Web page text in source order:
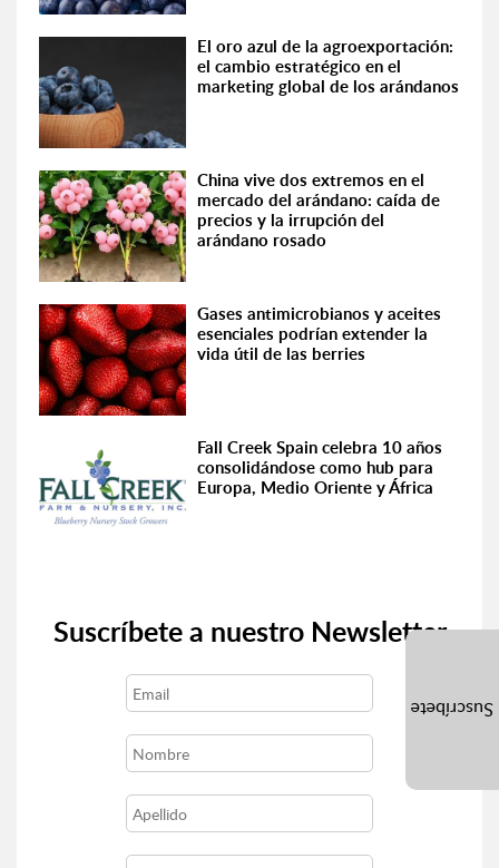
El oro azul de la agroexportación:
el cambio estratégico en el
marketing global de los arándanos
China vive dos extremos en el
mercado del arándano: caída de
precios y la irrupción del
arándano rosado
Gases antimicrobianos y aceites
esenciales podrían extender la
vida útil de las berries
Fall Creek Spain celebra 10 años
consolidándose como hub para
Europa, Medio Oriente y África
Suscríbete a nuestro Newsletter
Suscríbete